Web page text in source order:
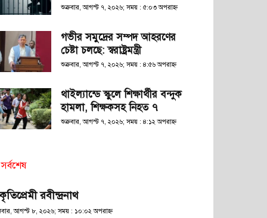
শুক্রবার, আগস্ট ৭, ২০২৬; সময় : ৫:০৩ অপরাহ্ণ
গভীর সমুদ্রের সম্পদ আহরণের
চেষ্টা চলছে: স্বরাষ্ট্রমন্ত্রী
শুক্রবার, আগস্ট ৭, ২০২৬; সময় : ৪:৫৬ অপরাহ্ণ
থাইল্যান্ডে স্কুলে শিক্ষার্থীর বন্দুক
হামলা, শিক্ষকসহ নিহত ৭
শুক্রবার, আগস্ট ৭, ২০২৬; সময় : ৪:১২ অপরাহ্ণ
সর্বশেষ
রবীন্দ্রনাথ
আগস্ট ৮, ২০২৬; সময় : ১০:০২ অপরাহ্ণ